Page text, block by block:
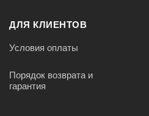
ДЛЯ КЛИЕНТОВ
Условия оплаты
Порядок возврата и
гарантия